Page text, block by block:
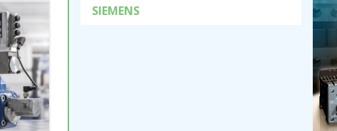
SIEMENS